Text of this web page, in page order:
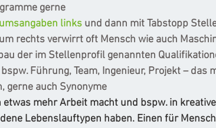
gerne
links und dann mit Tabstopp
rechts verwirrt oft Mensch wie auch
der im Stellenprofil genannten
Führung, Team, Ingenieur, Projekt – das
gerne auch Synonyme
etwas mehr Arbeit macht und bspw. in
Lebenslauftypen haben. Einen für